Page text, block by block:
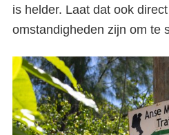
is helder. Laat dat ook
omstandigheden zijn om te